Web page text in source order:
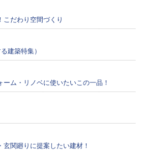
こだわり空間づくり
建築特集）
ーム・リノベに使いたいこの一品！
関廻りに提案したい建材！